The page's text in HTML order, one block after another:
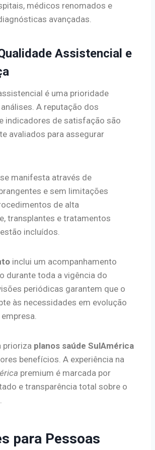
médicos renomados e
avançadas.
Assistencial e
é uma prioridade
A reputação dos
indicadores de satisfação são
avaliados para assegurar
manifesta através de
e sem limitações
de alta
transplantes e tratamentos
incluídos.
inclui um acompanhamento
durante toda a vigência do
periódicas garantem que o
às necessidades em evolução
prioriza planos saúde SulAmérica
benefícios. A experiência na
premium é marcada por
e transparência total sobre o
para Pessoas